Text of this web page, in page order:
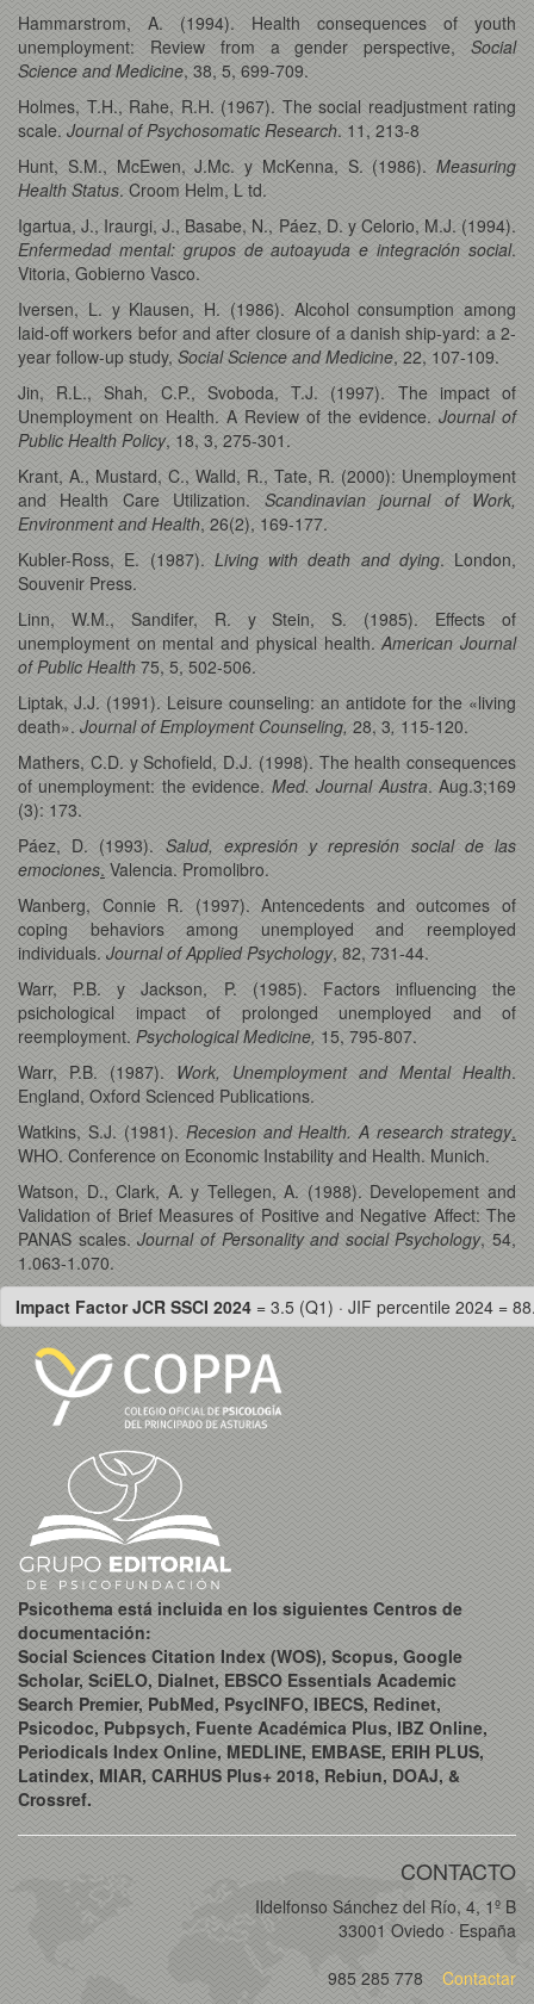
Hammarstrom, A. (1994). Health consequences of youth
unemployment: Review from a gender perspective, Social
Science and Medicine, 38, 5, 699-709.
Holmes, T.H., Rahe, R.H. (1967). The social readjustment rating
scale. Journal of Psychosomatic Research. 11, 213-8
Hunt, S.M., McEwen, J.Mc. y McKenna, S. (1986). Measuring
Health Status. Croom Helm, L td.
Igartua, J., Iraurgi, J., Basabe, N., Páez, D. y Celorio, M.J. (1994).
Enfermedad mental: grupos de autoayuda e integración social.
Vitoria, Gobierno Vasco.
Iversen, L. y Klausen, H. (1986). Alcohol consumption among
laid-off workers befor and after closure of a danish ship-yard: a 2-
year follow-up study, Social Science and Medicine, 22, 107-109.
Jin, R.L., Shah, C.P., Svoboda, T.J. (1997). The impact of
Unemployment on Health. A Review of the evidence. Journal of
Public Health Policy, 18, 3, 275-301.
Krant, A., Mustard, C., Walld, R., Tate, R. (2000): Unemployment
and Health Care Utilization. Scandinavian journal of Work,
Environment and Health, 26(2), 169-177.
Kubler-Ross, E. (1987). Living with death and dying. London,
Souvenir Press.
Linn, W.M., Sandifer, R. y Stein, S. (1985). Effects of
unemployment on mental and physical health.American Journal
of Public Health 75, 5, 502-506.
Liptak, J.J. (1991). Leisure counseling: an antidote for the «living
death». Journal of Employment Counseling, 28, 3, 115-120.
Mathers, C.D. y Schofield, D.J. (1998). The health consequences
of unemployment: the evidence. Med. Journal Austra. Aug.3;169
(3): 173.
Páez, D. (1993). Salud, expresión y represión social de las
emociones. Valencia. Promolibro.
Wanberg, Connie R. (1997). Antencedents and outcomes of
coping behaviors among unemployed and reemployed
individuals. Journal of Applied Psychology, 82, 731-44.
Warr, P.B. y Jackson, P. (1985). Factors influencing the
psichological impact of prolonged unemployed and of
reemployment. Psychological Medicine, 15, 795-807.
Warr, P.B. (1987). Work, Unemployment and Mental Health.
England, Oxford Scienced Publications.
Watkins, S.J. (1981). Recesion and Health. A research strategy.
WHO. Conference on Economic Instability and Health. Munich.
Watson, D., Clark, A. y Tellegen, A. (1988). Developement and
Validation of Brief Measures of Positive and Negative Affect: The
PANAS scales.Journal of Personality and social Psychology, 54,
1.063-1.070.
Impact Factor JCR SSCI 2024 = 3.5 (Q1) · JIF percentile 2024 =
Psicothema está incluida en los siguientes Centros de
documentación:
Social Sciences Citation Index (WOS), Scopus, Google
Scholar, SciELO, Dialnet, EBSCO Essentials Academic
Search Premier, PubMed, PsycINFO, IBECS, Redinet,
Psicodoc, Pubpsych, Fuente Académica Plus, IBZ Online,
Periodicals Index Online, MEDLINE, EMBASE, ERIH PLUS,
Latindex, MIAR, CARHUS Plus+ 2018, Rebiun, DOAJ, &
Crossref.
CONTACTO
Ildelfonso Sánchez del Río, 4, 1º B
33001 Oviedo · España
985 285 778
Contactar